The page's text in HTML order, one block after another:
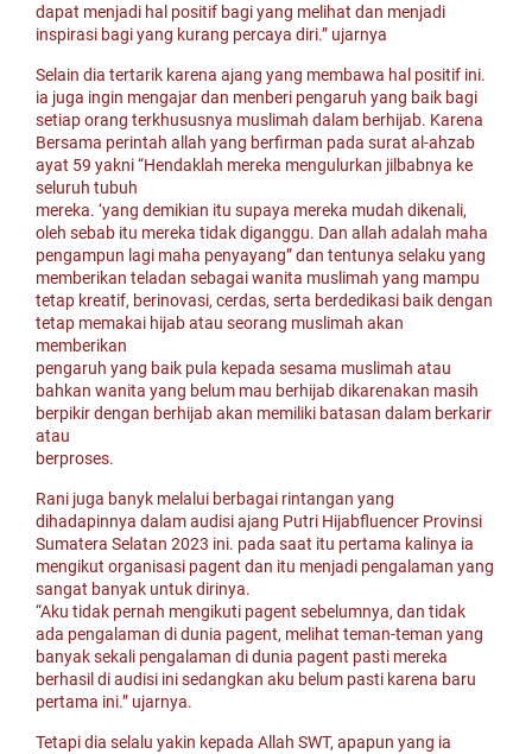
dapat menjadi hal positif bagi yang melihat dan menjadi
inspirasi bagi yang kurang percaya diri.” ujarnya
Selain dia tertarik karena ajang yang membawa hal positif ini.
ia juga ingin mengajar dan menberi pengaruh yang baik bagi
setiap orang terkhususnya muslimah dalam berhijab. Karena
Bersama perintah allah yang berfirman pada surat al-ahzab
ayat 59 yakni “Hendaklah mereka mengulurkan jilbabnya ke
seluruh tubuh
mereka. ‘yang demikian itu supaya mereka mudah dikenali,
oleh sebab itu mereka tidak diganggu. Dan allah adalah maha
pengampun lagi maha penyayang” dan tentunya selaku yang
memberikan teladan sebagai wanita muslimah yang mampu
tetap kreatif, berinovasi, cerdas, serta berdedikasi baik dengan
tetap memakai hijab atau seorang muslimah akan
memberikan
pengaruh yang baik pula kepada sesama muslimah atau
bahkan wanita yang belum mau berhijab dikarenakan masih
berpikir dengan berhijab akan memiliki batasan dalam berkarir
atau
berproses.
Rani juga banyk melalui berbagai rintangan yang
dihadapinnya dalam audisi ajang Putri Hijabfluencer Provinsi
Sumatera Selatan 2023 ini. pada saat itu pertama kalinya ia
mengikut organisasi pagent dan itu menjadi pengalaman yang
sangat banyak untuk dirinya.
“Aku tidak pernah mengikuti pagent sebelumnya, dan tidak
ada pengalaman di dunia pagent, melihat teman-teman yang
banyak sekali pengalaman di dunia pagent pasti mereka
berhasil di audisi ini sedangkan aku belum pasti karena baru
pertama ini.” ujarnya.
Tetapi dia selalu yakin kepada Allah SWT, apapun yang ia